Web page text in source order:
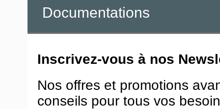
Documentations
Inscrivez-vous à nos
Nos offres et promotions
conseils pour tous vos